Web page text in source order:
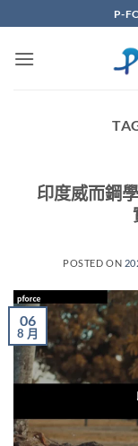
to
content
P-
印度威而鋼
POSTED ON
06
8 月